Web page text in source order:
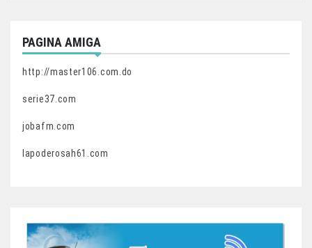
PAGINA AMIGA
http://master106.com.do
serie37.com
jobafm.com
lapoderosah61.com